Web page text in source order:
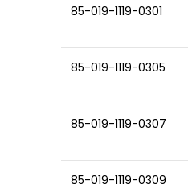
85-019-1119-0301
85-019-1119-0305
85-019-1119-0307
85-019-1119-0309